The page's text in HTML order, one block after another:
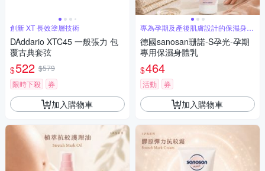
創新 XT 長效塗層技術
DAddario XTC45 一般張力 包
覆古典套弦
$522 $579
限時下殺
券
加入購物車
專為孕期及產後肌膚設計的保濕身體
乳
德國sanosan珊諾-S孕光-孕期
專用保濕身體乳
$464
活動 券
加入購物車